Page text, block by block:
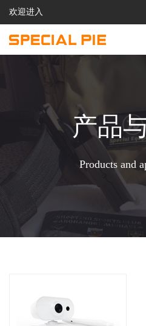
欢迎进入
产品
Products and